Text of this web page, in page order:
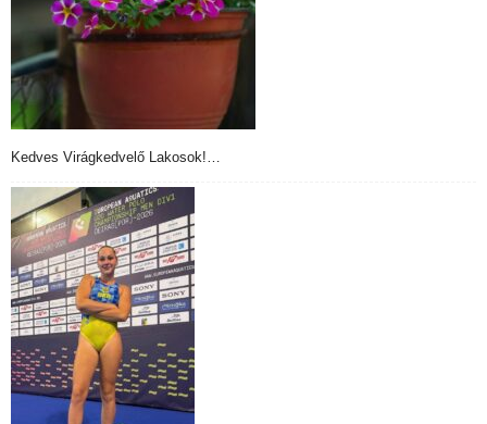
Kedves Virágkedvelő Lakosok!…